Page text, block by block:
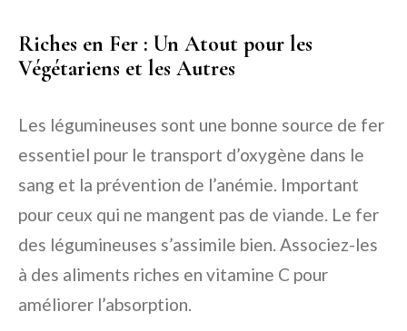
Riches en Fer : Un Atout pour les
Végétariens et les Autres
Les légumineuses sont une bonne source de fer
essentiel pour le transport d’oxygène dans le
sang et la prévention de l’anémie. Important
pour ceux qui ne mangent pas de viande. Le fer
des légumineuses s’assimile bien. Associez-les
à des aliments riches en vitamine C pour
améliorer l’absorption.